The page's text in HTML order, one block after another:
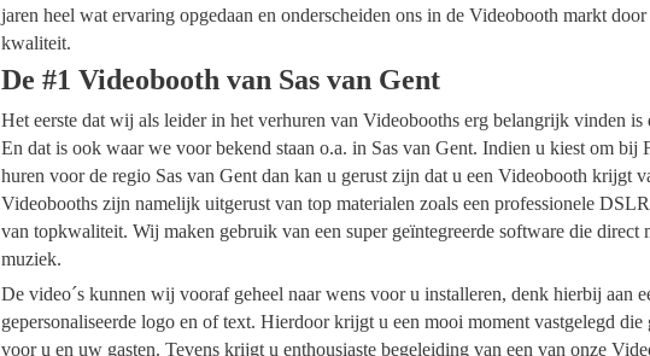
jaren heel wat ervaring opgedaan en onderscheiden ons in de Videobooth markt
kwaliteit.
De #1 Videobooth van Sas van Gent
Het eerste dat wij als leider in het verhuren van Videobooths erg belangrijk vinden
En dat is ook waar we voor bekend staan o.a. in Sas van Gent. Indien u kiest om
huren voor de regio Sas van Gent dan kan u gerust zijn dat u een Videobooth krijgt
Videobooths zijn namelijk uitgerust van top materialen zoals een professionele
van topkwaliteit. Wij maken gebruik van een super geïntegreerde software die
muziek.
De video´s kunnen wij vooraf geheel naar wens voor u installeren, denk hierbij aan
gepersonaliseerde logo en of text. Hierdoor krijgt u een mooi moment vastgelegd
voor u en uw gasten. Tevens krijgt u enthousiaste begeleiding van een van onze